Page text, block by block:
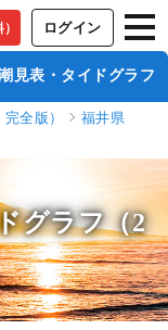
ログイン
見表・タイドグラフ
全版）
福井県
グラフ（2